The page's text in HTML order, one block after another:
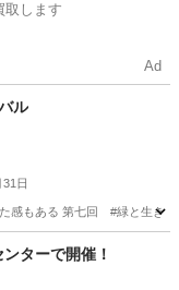
取します
Ad
ル
31日
感もある 第七回 #緑と生き
アガベ
ターで開催！